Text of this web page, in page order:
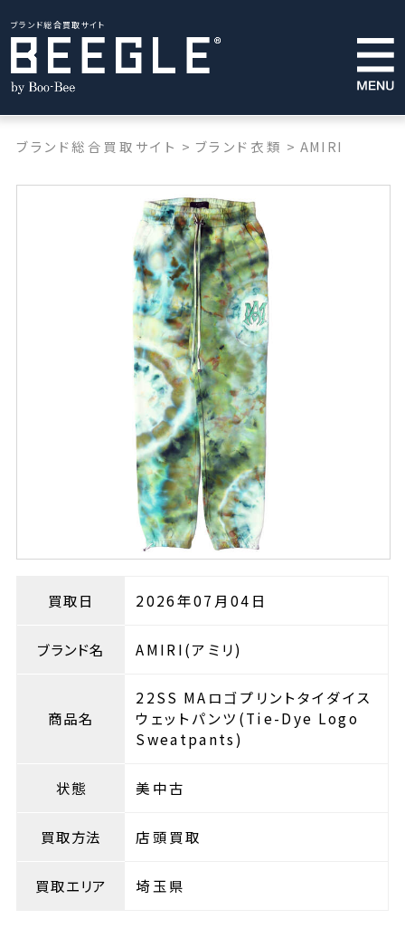
ブランド総合買取サイト
ブランド総合買取サイト > ブランド衣類 > AMIRI
買取日 2026年07月04日
ブランド名 AMIRI(アミリ)
商品名
22SS MAロゴプリントタイダイス
ウェットパンツ(Tie-Dye Logo
Sweatpants)
状態 美中古
買取方法 店頭買取
買取エリア 埼玉県